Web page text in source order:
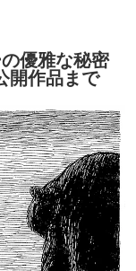
優雅な秘密
開作品まで